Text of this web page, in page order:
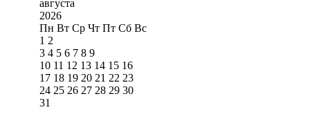
августа
2026
Пн Вт Ср Чт Пт Сб Вс
1 2
3 4 5 6 7 8 9
10 11 12 13 14 15 16
17 18 19 20 21 22 23
24 25 26 27 28 29 30
31